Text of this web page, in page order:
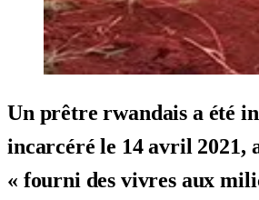
Un prêtre rwandais a été
incarcéré le 14 avril 2021,
« fourni des vivres aux